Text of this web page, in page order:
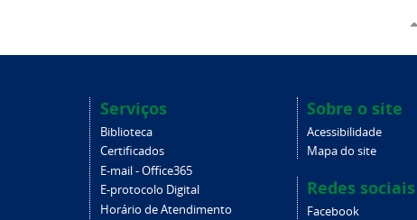
Serviços
Biblioteca
Certificados
E-mail - Office365
E-protocolo Digital
Horário de Atendimento
Sobre o site
Acessibilidade
Mapa do site
Redes sociais
Facebook